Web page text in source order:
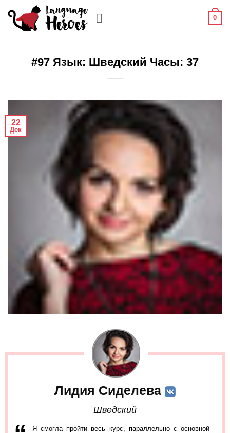
content
0
#97 Язык: Шведский Часы: 37
22
Дек
Лидия Сиделева
Шведский
Я смогла пройти весь курс, параллельно с основной